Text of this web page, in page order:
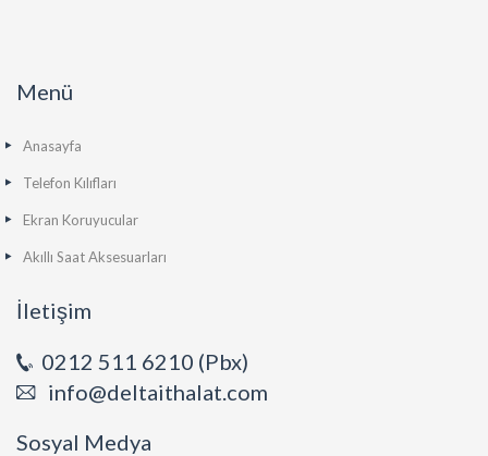
Menü
Anasayfa
Telefon Kılıfları
Ekran Koruyucular
Akıllı Saat Aksesuarları
İletişim
0212 511 6210 (Pbx)
info@deltaithalat.com
Sosyal Medya